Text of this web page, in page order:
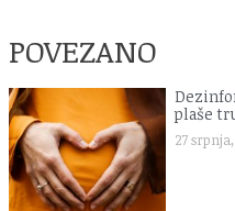
POVEZANO
plaše
27